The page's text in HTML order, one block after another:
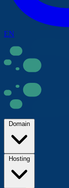
EN
Domain
Hosting